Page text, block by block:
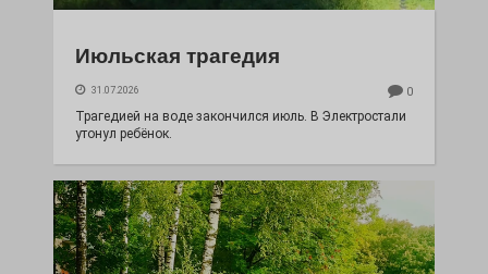
Июльская трагедия
31.07.2026 0
Трагедией на воде закончился июль. В Электростали
утонул ребёнок.